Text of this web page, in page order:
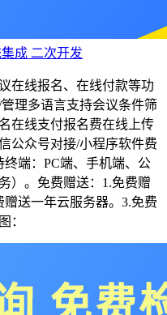
成 二次开发
在线报名、在线付款等功
理多语言支持会议条件筛
在线支付报名费在线上传
公众号对接/小程序软件费
终端：PC端、手机端、公
）。免费赠送：1.免费赠
送一年云服务器。3.免费
：